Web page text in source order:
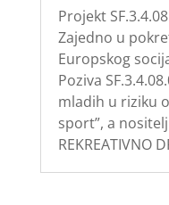
Projekt
Zajedno u
Europskog
Poziva
mladih u riziku
sport”, a nositelj
REKREATIVNO